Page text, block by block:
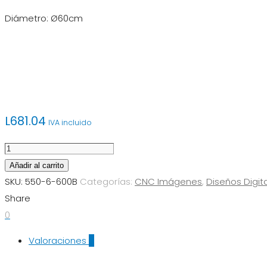
Diámetro: Ø60cm
L681.04 IVA incluido
CNC
Imagen
550-
6-
600B
Añadir al carrito
SKU: 550-6-600B Categorías: CNC Imágenes, Diseños
Share
0
Valoraciones